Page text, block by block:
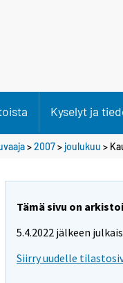
Kyselyt ja
>2007> joulukuu >
Tämä sivu on
5.4.2022 jälkeen
Siirry uudelle